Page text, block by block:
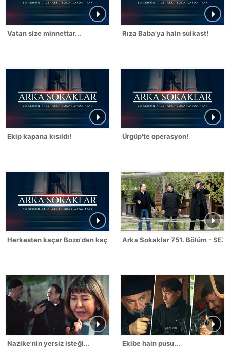
Vatan size minnettar... Rıza Baba'ya hain suikast!
Ekip kapana kısıldı! Ürgüp'te operasyon!
Herkesten kaçar Bozo'dan kaçmaz!Arka Sokaklar 751. Bölüm -
Nazike'nin yersiz isteği... Ekibe hain pusu...